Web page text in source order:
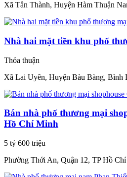
Xã Tân Thành, Huyện Hàm Thuận
Nhà hai mặt tiền khu phố
Thỏa thuận
Xã Lai Uyên, Huyện Bàu Bàng, Bình
Bán nhà phố thương mại
Hồ Chí Minh
5 tỷ 600 triệu
Phường Thới An, Quận 12, TP Hồ